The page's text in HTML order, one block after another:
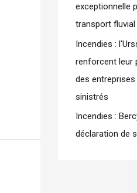
exceptionnelle
transport fluvial
Incendies :
renforcent leur
des
sinistrés
Incendies :
déclaration de